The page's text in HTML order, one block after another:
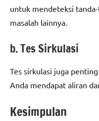
untuk mendeteksi
masalah lainnya.
b. Tes Sirkulasi
Tes sirkulasi juga
Anda mendapat aliran
Kesimpulan